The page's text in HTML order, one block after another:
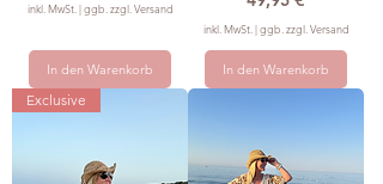
inkl. MwSt. |ggb. zzgl. Versand
In den Warenkorb
inkl. MwSt. |ggb. zzgl. Versand
In den Warenkorb
Exclusive